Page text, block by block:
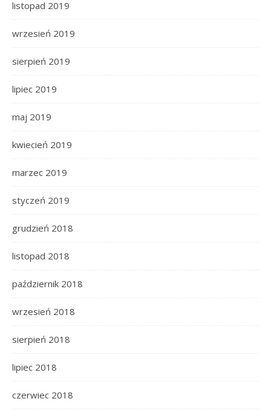
listopad 2019
wrzesień 2019
sierpień 2019
lipiec 2019
maj 2019
kwiecień 2019
marzec 2019
styczeń 2019
grudzień 2018
listopad 2018
październik 2018
wrzesień 2018
sierpień 2018
lipiec 2018
czerwiec 2018